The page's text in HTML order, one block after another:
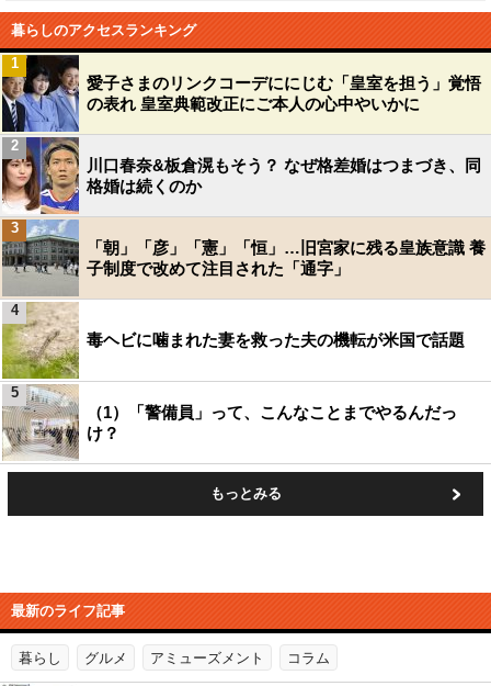
暮らしのアクセスランキング
愛子さまのリンクコーデににじむ「皇室を担う」覚悟
の表れ 皇室典範改正にご本人の心中やいかに
1
川口春奈&板倉滉もそう？ なぜ格差婚はつまづき、同
格婚は続くのか
2
「朝」「彦」「憲」「恒」…旧宮家に残る皇族意識 養
子制度で改めて注目された「通字」
3
毒ヘビに噛まれた妻を救った夫の機転が米国で話題
4
（1）「警備員」って、こんなことまでやるんだっ
け？
5
もっとみる
最新のライフ記事
暮らし グルメ アミューズメント コラム